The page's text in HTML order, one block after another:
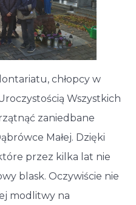
chłopcy w
Wszystkich
zaniedbane
Małej. Dzięki
przez kilka lat nie
blask. Oczywiście nie
modlitwy na